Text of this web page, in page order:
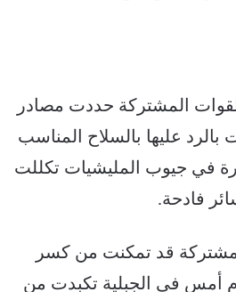
المشتركة حددت مصادر
بالرد عليها بالسلاح المناسب
في جيوب المليشيات تكللت
فادحة.
قد تمكنت من كسر
أمس في الجبلية تكبدت من